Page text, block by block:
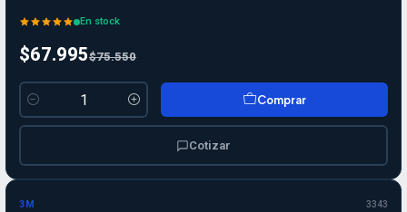
En stock
$67.995$75.550
Cantidad
Comprar
Cotizar
-10%
3M 3343